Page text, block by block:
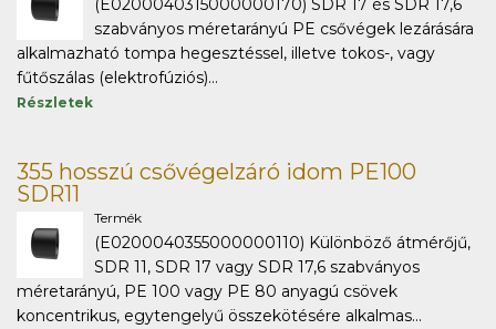
(E0200040315000000170) SDR 17 és SDR 17,6
szabványos méretarányú PE csővégek lezárására
alkalmazható tompa hegesztéssel, illetve tokos-, vagy
fűtőszálas (elektrofúziós)...
Részletek
355 hosszú csővégelzáró idom PE100
SDR11
Termék
(E0200040355000000110) Különböző átmérőjű,
SDR 11, SDR 17 vagy SDR 17,6 szabványos
méretarányú, PE 100 vagy PE 80 anyagú csövek
koncentrikus, egytengelyű összekötésére alkalmas...